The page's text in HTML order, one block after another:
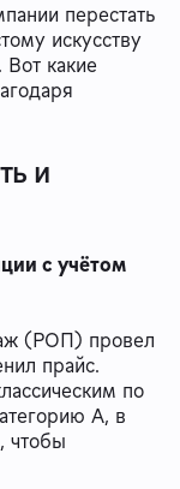
перестать
искусству
Вот какие
и
с учётом
(РОП) провел
прайс.
по
А, в
чтобы